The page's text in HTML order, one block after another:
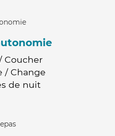
Coucher
/ Change
de nuit